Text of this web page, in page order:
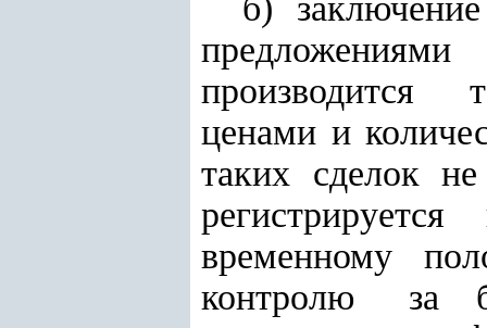
б)
производится
ценами и
таких сделок
регистрируется
временному
контролю за